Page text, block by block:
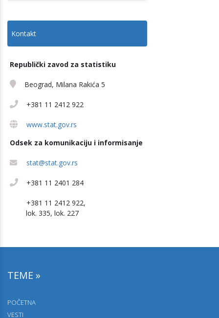
Kontakt
Republički zavod za statistiku
Beograd, Milana Rakića 5
+381 11 2412 922
www.stat.gov.rs
Odsek za komunikaciju i informisanje
stat@stat.gov.rs
+381 11 2401 284
+381 11 2412 922,
lok. 335, lok. 227
TEME »
POČETNA
VESTI